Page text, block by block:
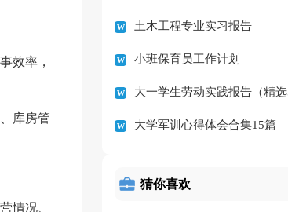
效率，
库房管
情况、
土木工程专业实习报告
小班保育员工作计划
大一学生劳动实践报告（精选
大学军训心得体会合集15篇
猜你喜欢